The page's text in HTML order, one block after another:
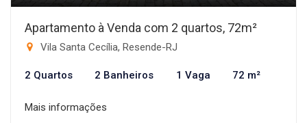
Apartamento à Venda com 2 quartos, 72m²
Vila Santa Cecília, Resende-RJ
2 Quartos 2 Banheiros 1 Vaga 72 m²
Mais informações